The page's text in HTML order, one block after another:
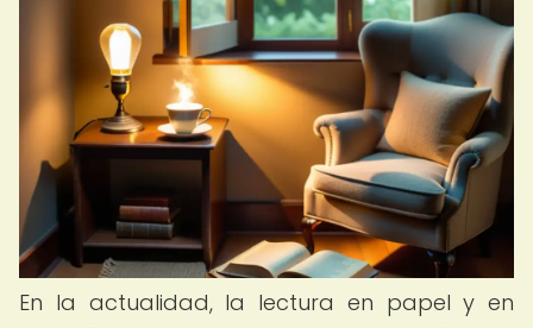
En la actualidad, la lectura en papel y en